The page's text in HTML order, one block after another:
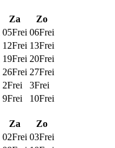
Za
Zo
05Frei 06Frei
12Frei 13Frei
19Frei 20Frei
26Frei 27Frei
2Frei 3Frei
9Frei 10Frei
Za
Zo
02Frei 03Frei